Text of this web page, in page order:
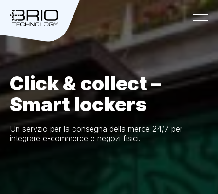
Main
Navigation
Home
Soluzioni
Click & collect –
Smart lockers
Un servzio per la consegna della merce 24/7 per
integrare e-commerce e negozi fisici.